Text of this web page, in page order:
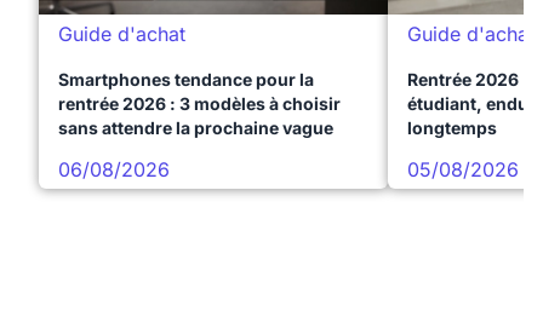
Guide d'achat
Smartphones tendance pour la
rentrée 2026 : 3 modèles à choisir
sans attendre la prochaine vague
06/08/2026
Guide d'achat
Rentrée 2026 :
étudiant,
longtemps
05/08/2026